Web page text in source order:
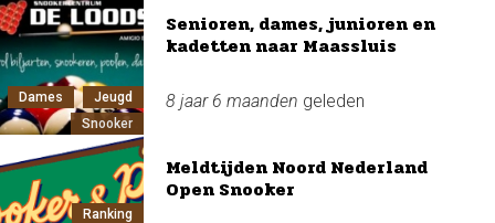
Dames
Jeugd
Snooker
Senioren, dames, junioren en
kadetten naar Maassluis
8 jaar 6 maanden geleden
Ranking
Meldtijden Noord Nederland
Open Snooker